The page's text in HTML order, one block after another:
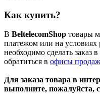
Как купить?
В BeltelecomShop товары
платежом или на условиях
необходимо сделать заказ
обратиться в офисы
Для заказа товара в
выполните, пожалуйста,